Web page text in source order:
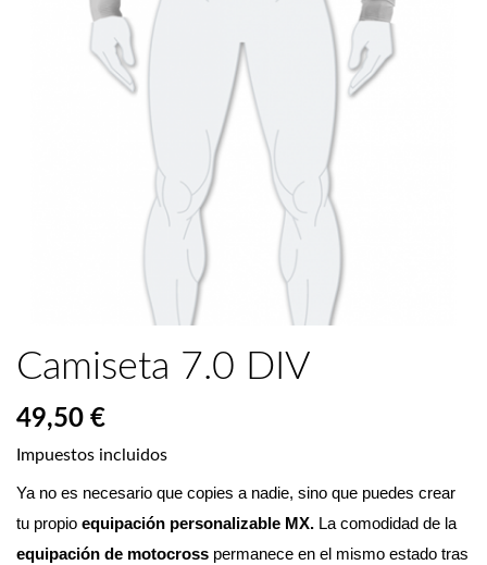
Camiseta 7.0 DIV
49,50 €
Impuestos incluidos
Ya no es necesario que copies a nadie, sino que puedes crear
tu propio equipación personalizable MX.
La comodidad de la
equipación de motocross permanece en el mismo estado tras